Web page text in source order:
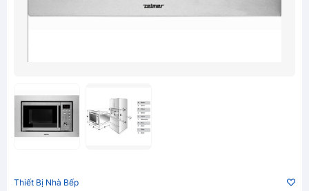
Thiết Bị Nhà Bếp